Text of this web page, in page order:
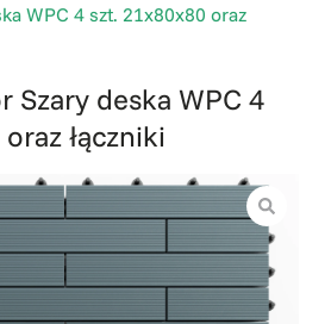
WPC 4 szt. 21x80x80 oraz
Szary deska WPC 4
łączniki